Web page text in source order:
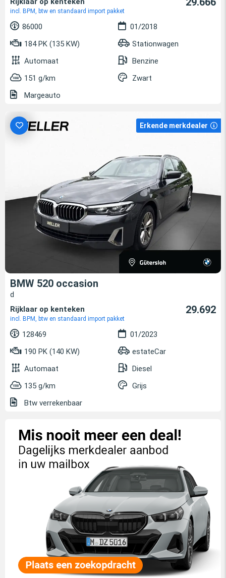
incl. BPM, btw en standaard import pakket
86000
01/2018
184 PK (135 KW)
Stationwagen
Automaat
Benzine
151 g/km
Zwart
Margeauto
Erkende merkdealer
BMW 520 occasion
d
Rijklaar op kenteken
incl. BPM, btw en standaard import pakket
29.692
128469
01/2023
190 PK (140 KW)
estateCar
Automaat
Diesel
135 g/km
Grijs
Btw verrekenbaar